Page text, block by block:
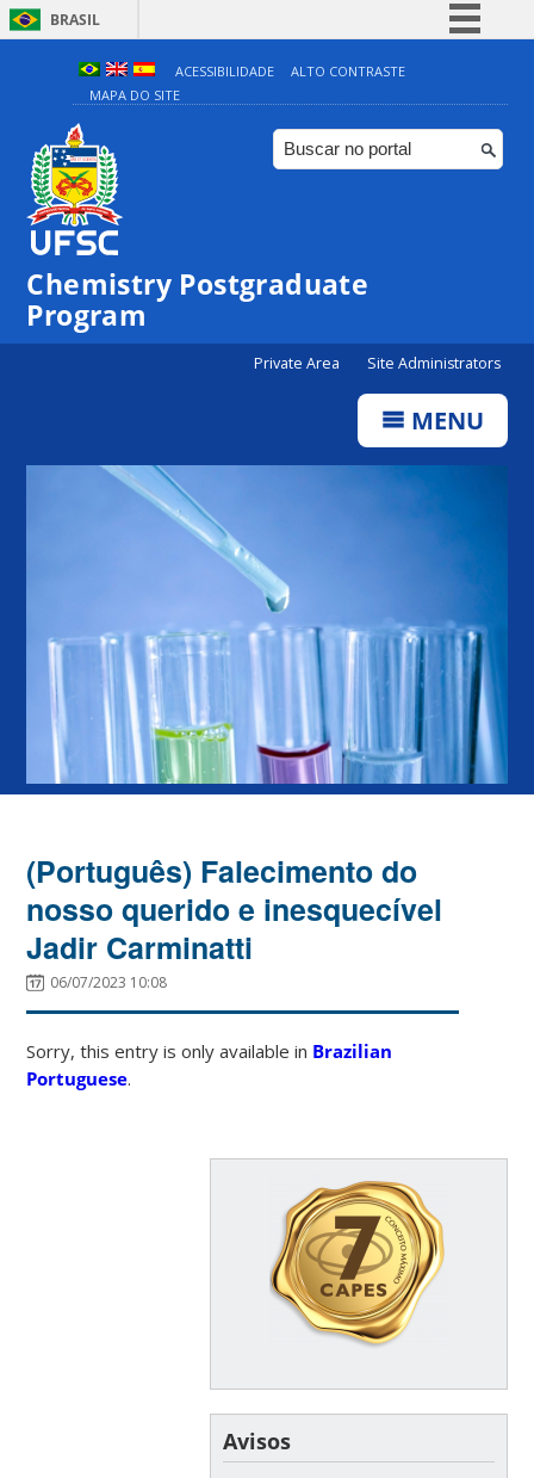
BRASIL
Simplifique!
Comunica BR
Participe
ACESSIBILIDADE
ALTO CONTRASTE
MAPA DO SITE
Chemistry Postgraduate
Program
Private Area Site Administrators
MENU
(Português) Falecimento do
nosso querido e inesquecível
Jadir Carminatti
06/07/2023 10:08
Sorry, this entry is only available in Brazilian
Portuguese.
Avisos